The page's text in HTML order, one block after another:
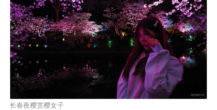
长春夜樱赏樱女子